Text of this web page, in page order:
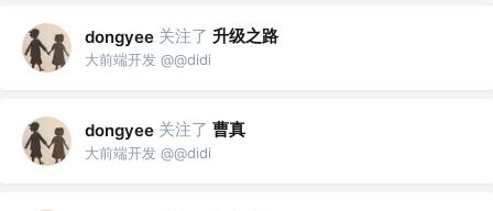
dongyee 关注了 升级之路
大前端开发 @@didi
dongyee 关注了 曹真
大前端开发 @@didi